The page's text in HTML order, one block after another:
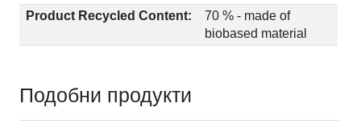
Product Recycled Content:
70 % - made of
biobased material
Подобни продукти